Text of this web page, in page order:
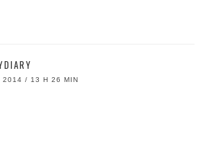
2014 / 13 H 26 MIN